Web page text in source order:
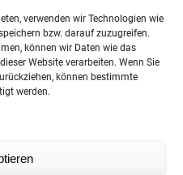
verwenden wir Technologien wie
bzw. darauf zuzugreifen.
können wir Daten wie das
Website verarbeiten. Wenn Sie
können bestimmte
werden.
- 13.00 Uhr
- 15.30 Uhr